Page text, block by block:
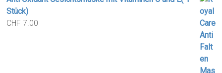
Stück)
CHF 7.00